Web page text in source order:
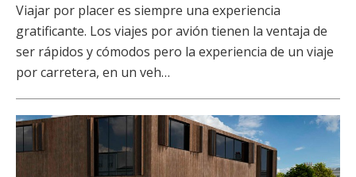
Viajar por placer es siempre una experiencia
gratificante. Los viajes por avión tienen la ventaja de
ser rápidos y cómodos pero la experiencia de un viaje
por carretera, en un veh…